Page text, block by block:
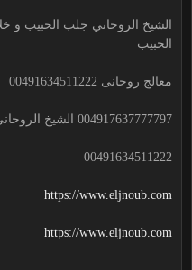
الحبيب
معالج روحانى 00491634511222
004917637777797 الشيخ الروحاني جلب الحبيب و خلال ساعة
00491634511222
https://www.eljnoub.com
https://www.eljnoub.com